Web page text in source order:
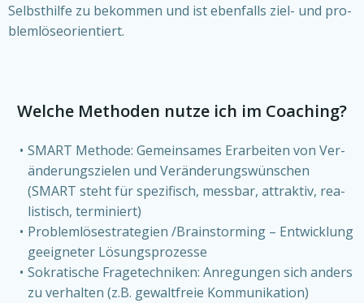
Selbst­hil­fe zu bekom­men und ist eben­falls ziel- und pro­
blem­lö­se­ori­en­tiert.
Wel­che Metho­den nut­ze ich im Coa­ching?
SMART Metho­de: Gemein­sa­mes Erar­bei­ten von Ver­
än­de­rungs­zie­len und Ver­än­de­rungs­wün­schen
(SMART steht für spe­zi­fisch, mess­bar, attrak­tiv, rea­
lis­tisch, ter­mi­niert)
Pro­blem­lö­se­stra­te­gien /Brainstorming – Ent­wick­lung
geeig­ne­ter Lösungs­pro­zes­se
Sokra­ti­sche Fra­ge­tech­ni­ken: Anre­gun­gen sich anders
zu ver­hal­ten (z.B. gewalt­freie Kom­mu­ni­ka­ti­on)